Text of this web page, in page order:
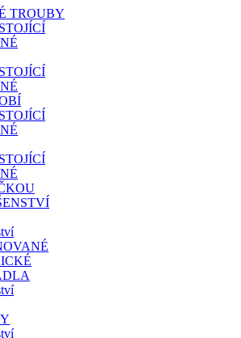
TROUBY